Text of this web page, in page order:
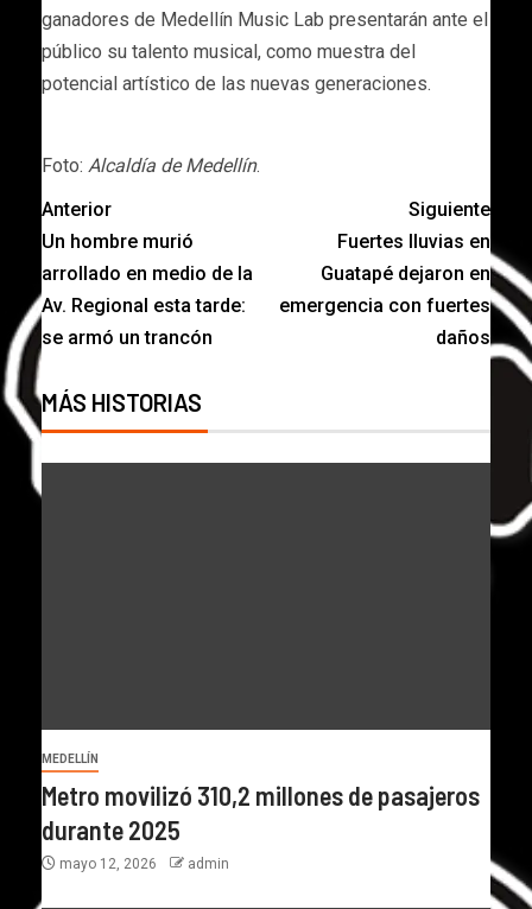
ganadores de Medellín Music Lab presentarán ante el
público su talento musical, como muestra del
potencial artístico de las nuevas generaciones.
Foto: Alcaldía de Medellín.
Anterior
Un hombre murió
arrollado en medio de la
Av. Regional esta tarde:
se armó un trancón
Siguiente
Fuertes lluvias en
Guatapé dejaron en
emergencia con fuertes
daños
MÁS HISTORIAS
MEDELLÍN
Metro movilizó 310,2 millones de pasajeros
durante 2025
mayo 12, 2026 admin